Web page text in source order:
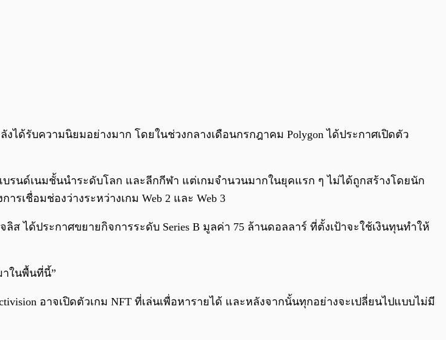
งได้รับความนิยมอย่างมาก โดยในช่วงกลางเดือนกรกฎาคม Polygon ได้ประกาศเปิดตัว
รนด์เนมชั้นนำระดับโลก และลีกกีฬา แต่เกมจำนวนมากในยุคแรก ๆ ไม่ได้ถูกสร้างโดยนัก
รเชื่อมช่องว่างระหว่างเกม Web 2 และ Web 3
ส ได้ประกาศขยายกิจการระดับ Series B มูลค่า 75 ล้านดอลลาร์ ที่ตั้งเป้าจะใช้เงินทุนทำให้
าในพื้นที่นี้”
อาจเปิดตัวเกม NFT ที่เล่นเพื่อหารายได้ และหลังจากนั้นทุกอย่างจะเปลี่ยนไปแบบไม่มี